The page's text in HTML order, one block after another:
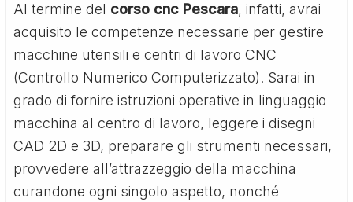
Al termine del corso cnc Pescara, infatti, avrai
acquisito le competenze necessarie per gestire
macchine utensili e centri di lavoro CNC
(Controllo Numerico Computerizzato). Sarai in
grado di fornire istruzioni operative in linguaggio
macchina al centro di lavoro, leggere i disegni
CAD 2D e 3D, preparare gli strumenti necessari,
provvedere all’attrazzeggio della macchina
curandone ogni singolo aspetto, nonché